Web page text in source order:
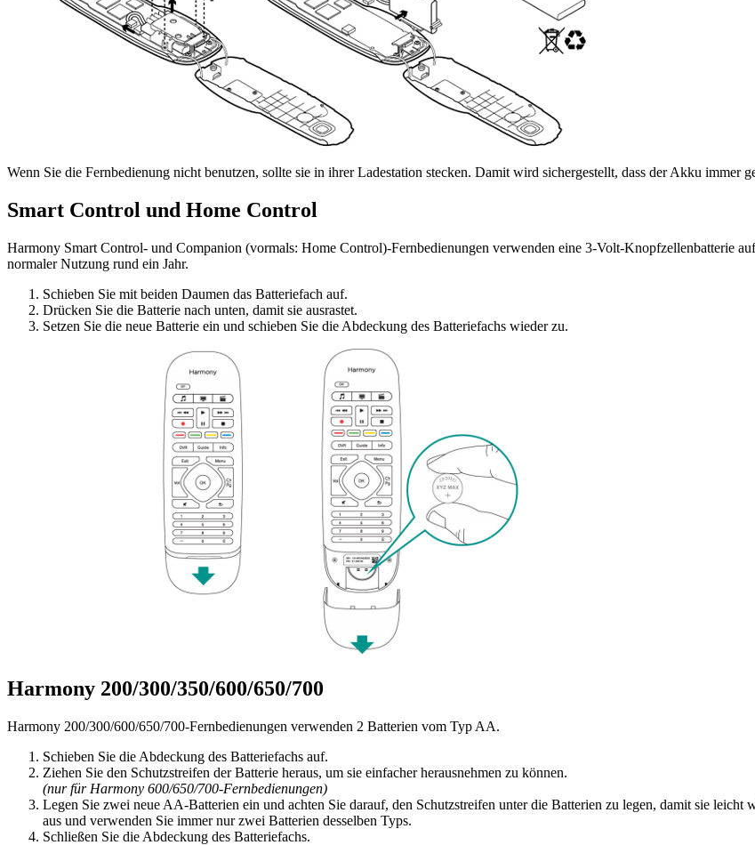
Wenn Sie die Fernbedienung nicht benutzen, sollte sie in ihrer Ladestation stecken. Damit wird sichergestellt, dass der Akku immer
Smart Control und Home Control
Harmony Smart Control- und Companion (vormals: Home Control)-Fernbedienungen verwenden eine 3-Volt-Knopfzellenbatterie
normaler Nutzung rund ein Jahr.
Schieben Sie mit beiden Daumen das Batteriefach auf.
Drücken Sie die Batterie nach unten, damit sie ausrastet.
Setzen Sie die neue Batterie ein und schieben Sie die Abdeckung des Batteriefachs wieder zu.
Harmony 200/300/350/600/650/700
Harmony 200/300/600/650/700-Fernbedienungen verwenden 2 Batterien vom Typ AA.
Schieben Sie die Abdeckung des Batteriefachs auf.
Ziehen Sie den Schutzstreifen der Batterie heraus, um sie einfacher herausnehmen zu können.
(nur für Harmony 600/650/700-Fernbedienungen)
Legen Sie zwei neue AA-Batterien ein und achten Sie darauf, den Schutzstreifen unter die Batterien zu legen, damit sie leicht
aus und verwenden Sie immer nur zwei Batterien desselben Typs.
Schließen Sie die Abdeckung des Batteriefachs.